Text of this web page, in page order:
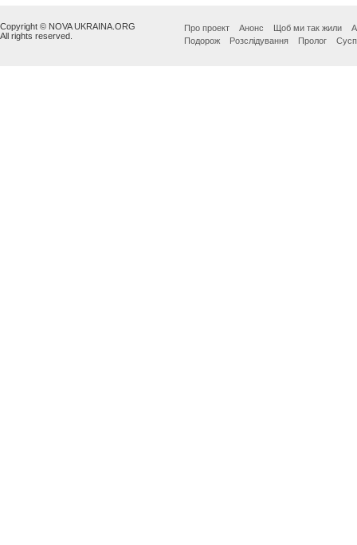
Copyright © NOVA UKRAINA.ORG
All rights reserved.
Про проект Анонс Щоб ми так жили
Подорож
Розслідування Пролог